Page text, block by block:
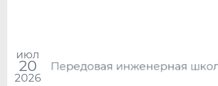
июл
20
2026
Передовая инженерная